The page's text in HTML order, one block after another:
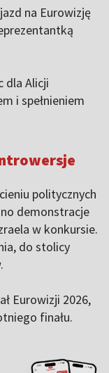
na Eurowizję
dla Alicji
i spełnieniem
politycznych
demonstracje
w konkursie.
do stolicy
Eurowizji 2026,
finału.